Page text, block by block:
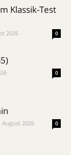
Klassik-Test
2026 0
0
August 2026 0